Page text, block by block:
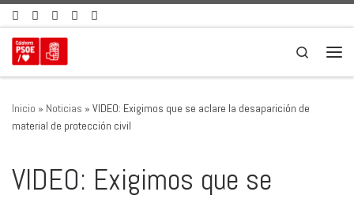
Saltar al contenido
Search
Inicio » Noticias » VIDEO: Exigimos que se aclare la desaparición de
material de protección civil
VIDEO: Exigimos que se